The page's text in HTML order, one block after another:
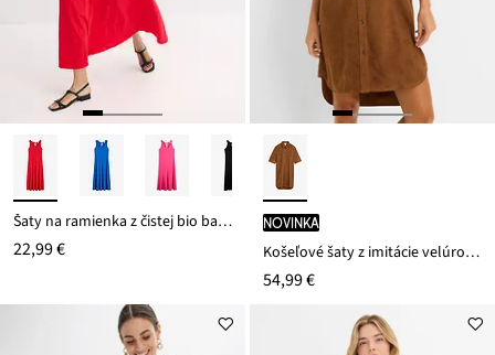
Šaty na ramienka z čistej bio bavlny
22,99 €
novinka
Košeľové šaty z imitácie velúrovej kože
54,99 €